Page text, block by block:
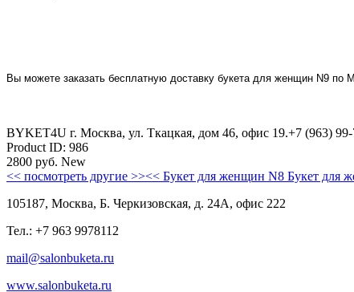
Вы можете заказать бесплатную доставку букета для женщин N9
BYKET4U г. Москва, ул. Ткацкая, дом 46, офис 19.+7 (963)
Product ID: 986
2800 руб. New
<< посмотреть другие >><< Букет для женщин N8 Букет для
105187, Москва, Б. Черкизовская, д. 24А, офис 222
Тел.: +7 963 9978112
mail@salonbuketa.ru
www.salonbuketa.ru